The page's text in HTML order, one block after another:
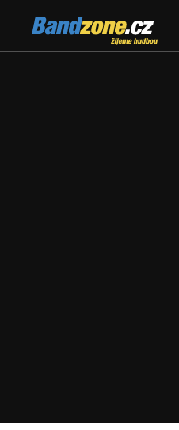
Bandzone.cz
žijeme hudbou